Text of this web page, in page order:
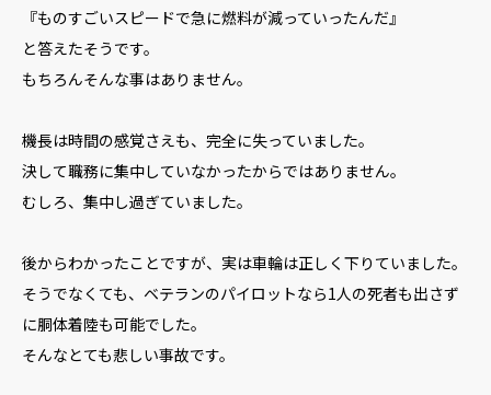
『ものすごいスピードで急に燃料が減っていったんだ』
と答えたそうです。
もちろんそんな事はありません。
機長は時間の感覚さえも、完全に失っていました。
決して職務に集中していなかったからではありません。
むしろ、集中し過ぎていました。
後からわかったことですが、実は車輪は正しく下りていました。
そうでなくても、ベテランのパイロットなら1人の死者も出さず
に胴体着陸も可能でした。
そんなとても悲しい事故です。